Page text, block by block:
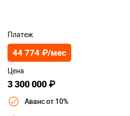
Платеж
44 774 ₽/мес
Цена
3 300 000 ₽
Аванс от 10%